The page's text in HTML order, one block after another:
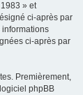
» et
ci-après par
informations
ci-après par
Premièrement,
phpBB